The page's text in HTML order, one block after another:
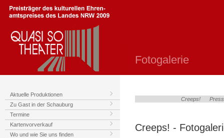
Fotogalerie
Aktuelle Produktionen
Zu Gast in der Schauburg
Termine
Kartenvorverkauf
Wo und wie Sie uns finden
Creeps!
Creeps! -